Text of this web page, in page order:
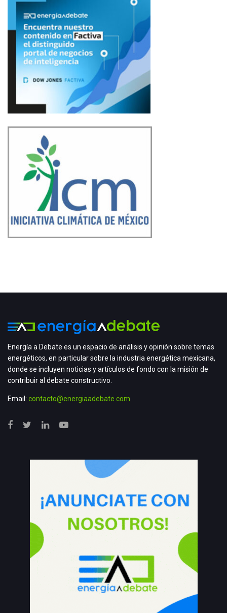
Energía a Debate es un espacio de análisis y opinión sobre temas
energéticos, en particular sobre la industria energética mexicana,
donde se incluyen noticias y artículos de fondo con la misión de
contribuir al debate constructivo.
Email: contacto@energiaadebate.com